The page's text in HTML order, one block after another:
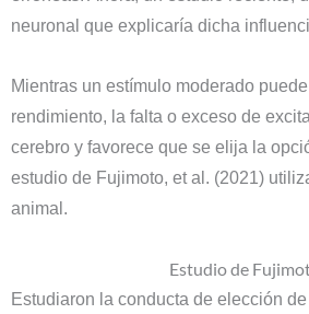
neuronal que explicaría dicha
Mientras un estímulo moderado puede
rendimiento, la falta o exceso de
cerebro y favorece que se elija la
estudio de Fujimoto, et al. (2021)
animal.
Estudio de
Estudiaron la conducta de elección